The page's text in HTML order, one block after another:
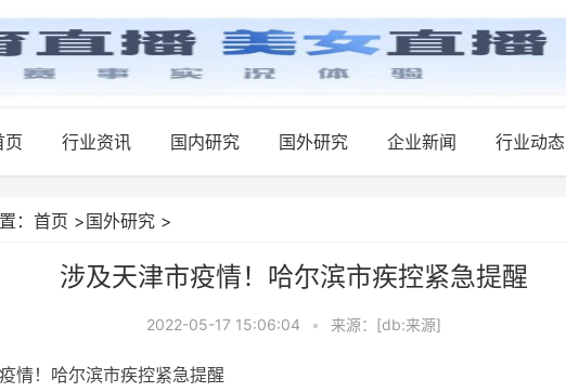
页 行业资讯 国内研究 国外研究 企业新闻 行业动态
： 首页 > 国外研究 >
涉及天津市疫情！哈尔滨市疾控紧急提醒
2022-05-17 15:06:04 • 来源：[db:来源]